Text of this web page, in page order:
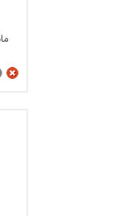
استفاده مکنند از این